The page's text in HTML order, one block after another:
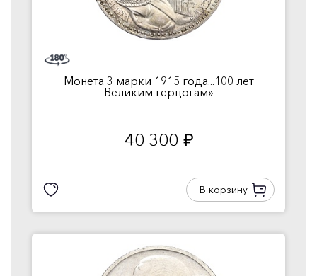
Монета 3 марки 1915 года...100 лет
Великим герцогам»
40 300 руб.
В корзину